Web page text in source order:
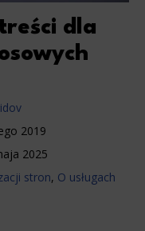
dla
2019
2025
stron, O usługach